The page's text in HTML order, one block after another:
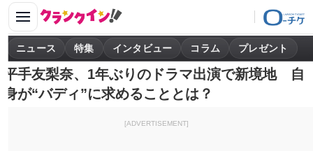
ニュース 特集 インタビュー コラム プレゼント
平手友梨奈、1年ぶりのドラマ出演で新境地 自
身が“バディ”に求めることとは？
[ADVERTISEMENT]